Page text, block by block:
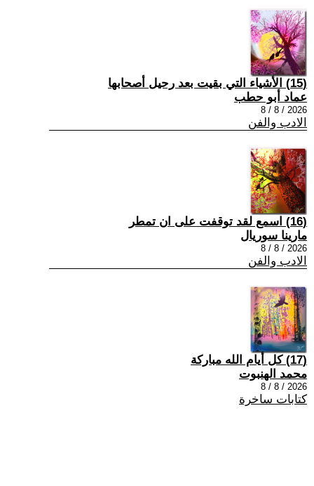
(15) الأشياء التي بقيت بعد رحيل أصحابها
عماد أبو حطب
2026 / 8 / 8
الادب والفن
(16) اسمع لقد توقفت على ان تمطر
مارينا سوريال
2026 / 8 / 8
الادب والفن
(17) كل أيام الله مباركة
محمد الهنبوت
2026 / 8 / 8
كتابات ساخرة